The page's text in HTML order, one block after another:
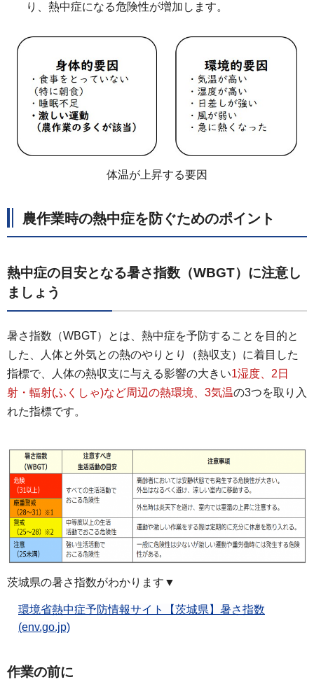
り、熱中症になる危険性が増加します。
体温が上昇する要因
農作業時の熱中症を防ぐためのポイント
熱中症の目安となる暑さ指数（WBGT）に注意し
ましょう
暑さ指数（WBGT）とは、熱中症を予防することを目的と
した、人体と外気との熱のやりとり（熱収支）に着目した
指標で、人体の熱収支に与える影響の大きい1湿度、2日
射・輻射(ふくしゃ)など周辺の熱環境、3気温の3つを取り入
れた指標です。
茨城県の暑さ指数がわかります▼
環境省熱中症予防情報サイト【茨城県】暑さ指数
(env.go.jp)
作業の前に